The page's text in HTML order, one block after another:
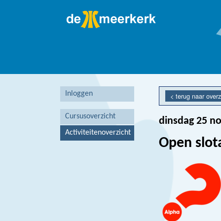
Inloggen
Cursusoverzicht
Activiteitenoverzicht
< terug naar
dinsdag 25
Open